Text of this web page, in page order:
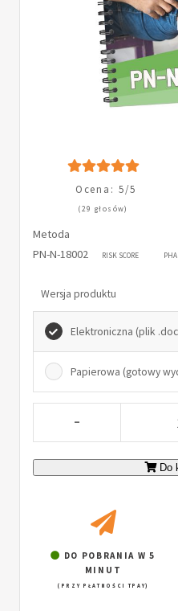
Ocena: 5/5
(29 głosów)
Metoda
PN-N-18002
RISK SCORE PHA
Wersja produktu
Elektroniczna (plik
Papierowa (gotowy
-
Do
DO POBRANIA W 5
MINUT
(PRZY PŁATNOŚCI TPAY)